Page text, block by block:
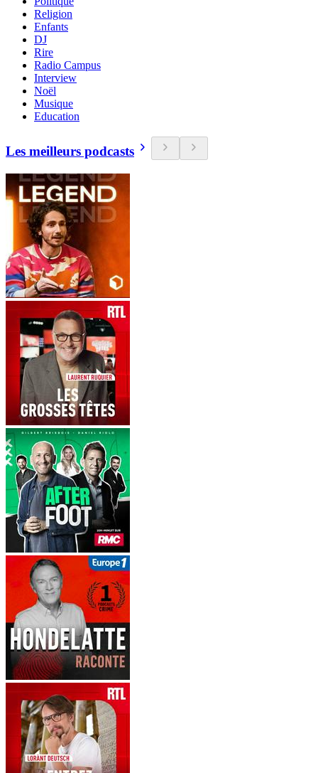
Religion
Enfants
DJ
Rire
Radio Campus
Interview
Noël
Musique
Education
Les meilleurs podcasts